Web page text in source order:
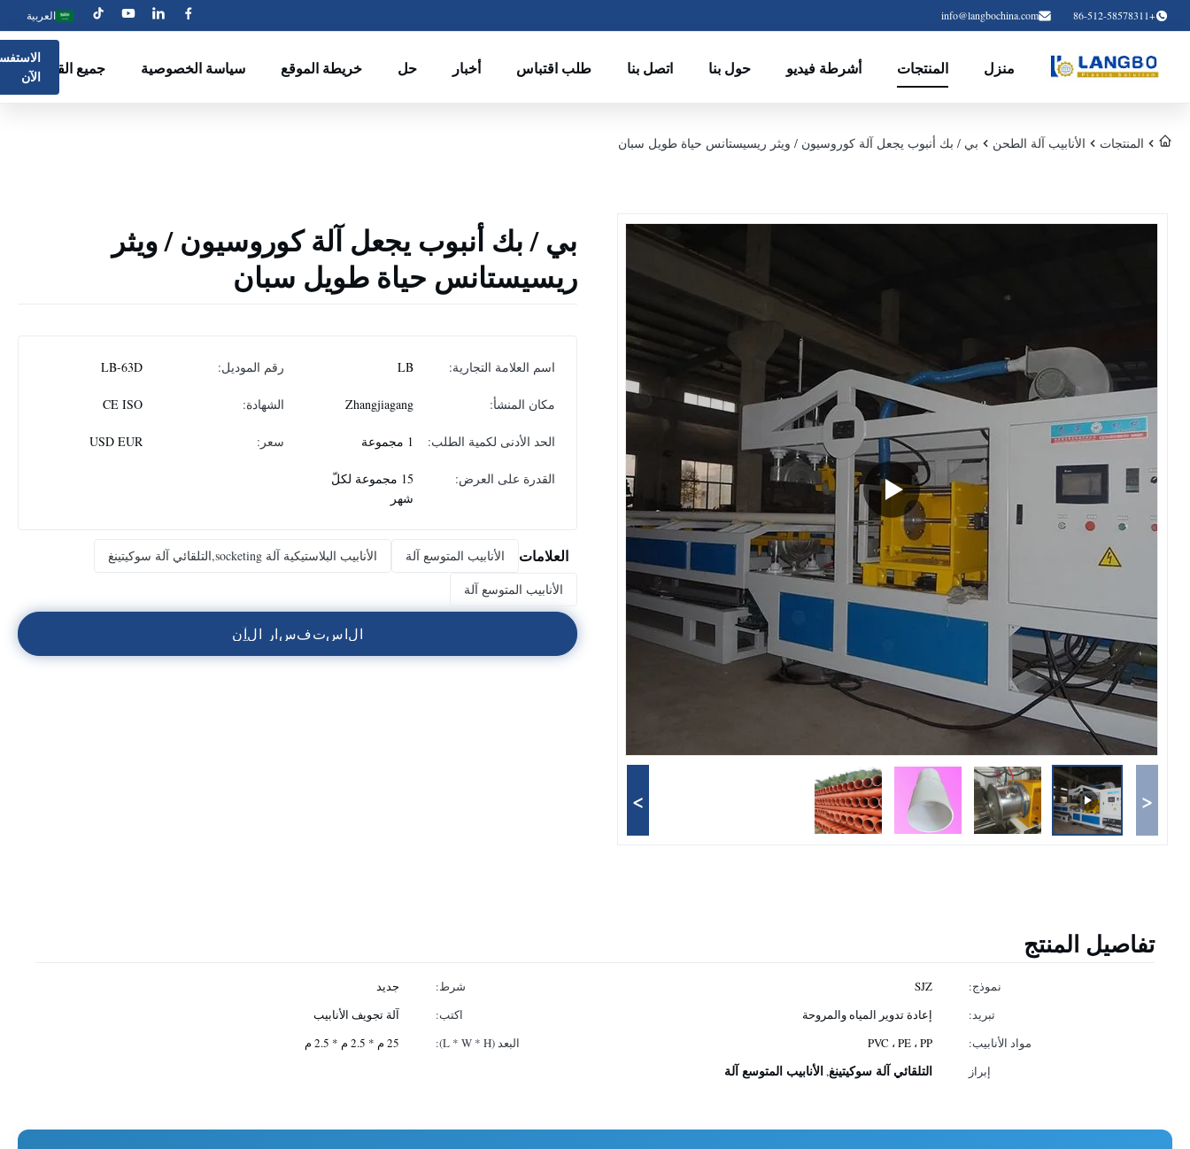
+86-512-58578311
info@langbochina.com العربية
منزل المنتجات أشرطة فيديو حول بنا اتصل بنا طلب اقتباس أخبار حل خريطة الموقع سياسة الخصوصية جميع القضاياالآن
المنتجات الأنابيب آلة الطحن بي / بك أنبوب يجعل آلة كوروسيون / ويثر ريسيستانس حياة طويل سبان
<
>
بي / بك أنبوب يجعل آلة كوروسيون / ويثر
ريسيستانس حياة طويل سبان
اسم العلامة التجارية: LB رقم الموديل: LB-63D
مكان المنشأ: Zhangjiagang الشهادة: CE ISO
الحد الأدنى لكمية الطلب: 1 مجموعة سعر: USD EUR
القدرة على العرض:
15 مجموعة لكلّ
شهر
العلامات الأنابيب المتوسع آلة
الأنابيب البلاستيكية آلة socketing,التلقائي آلة سوكيتينغ
الأنابيب المتوسع آلة
الاستفسار الآن
تفاصيل المنتج
نموذج: SJZ شرط:
جديد
تبريد:
إعادة تدوير المياه والمروحة اكتب:
آلة تجويف الأنابيب
مواد الأنابيب:
PVC ، PE ، PP البعد (L * W * H):
25 م * 2.5 م * 2.5 م
إبراز
التلقائي آلة سوكيتينغ,الأنابيب المتوسع آلة